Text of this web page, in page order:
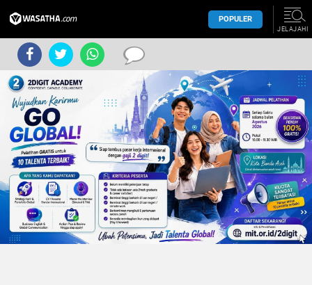
POPULER
JELAJAHI